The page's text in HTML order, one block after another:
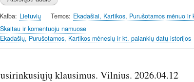
Kalba Lietuvių Temos Ekadašiai, Kartikos, Purušotamos mėnuo ir
Skaitau ir komentuoju namuose
Ekadašių, Purušotamos, Kartikos mėnesių ir kt. palankių datų istorijos
klausimus. Vilnius. 2026.04.12